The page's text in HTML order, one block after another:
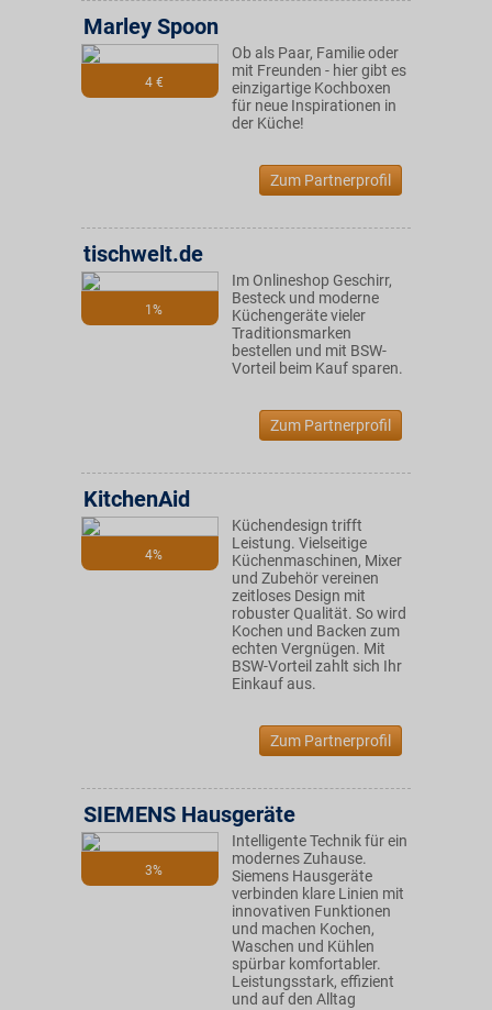
4 €
Marley Spoon
Ob als Paar, Familie oder
mit Freunden - hier gibt es
einzigartige Kochboxen
für neue Inspirationen in
der Küche!
Zum Partnerprofil
1%
tischwelt.de
Im Onlineshop Geschirr,
Besteck und moderne
Küchengeräte vieler
Traditionsmarken
bestellen und mit BSW-
Vorteil beim Kauf sparen.
Zum Partnerprofil
4%
KitchenAid
Küchendesign trifft
Leistung. Vielseitige
Küchenmaschinen, Mixer
und Zubehör vereinen
zeitloses Design mit
robuster Qualität. So wird
Kochen und Backen zum
echten Vergnügen. Mit
BSW-Vorteil zahlt sich Ihr
Einkauf aus.
Zum Partnerprofil
3%
SIEMENS Hausgeräte
Intelligente Technik für ein
modernes Zuhause.
Siemens Hausgeräte
verbinden klare Linien mit
innovativen Funktionen
und machen Kochen,
Waschen und Kühlen
spürbar komfortabler.
Leistungsstark, effizient
und auf den Alltag